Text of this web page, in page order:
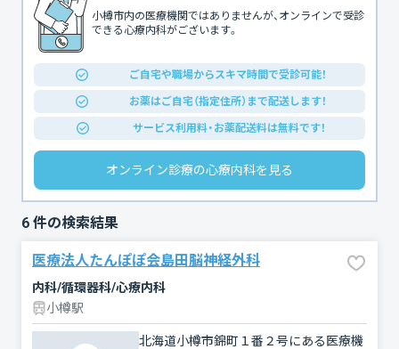
小樽市内の医療機関ではありませんが、オンラインで受診
できる心療内科がございます。
ご自宅や職場からスキマ時間で受診可能！
お薬はご自宅（指定住所）まで配送します！
サービス利用料・お薬配送料は無料です！
オンライン診療の心療内科を見る
6 件の検索結果
医療法人たんぽぽ会島田脳神経外科
内科/循環器科/心療内科
小樽駅
北海道小樽市錦町１番２号にある医療機